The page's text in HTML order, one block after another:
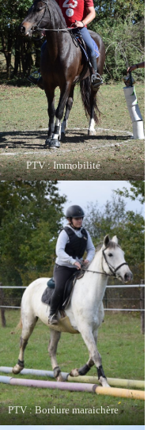
PTV : Immobilité
PTV : Bordure maraichère